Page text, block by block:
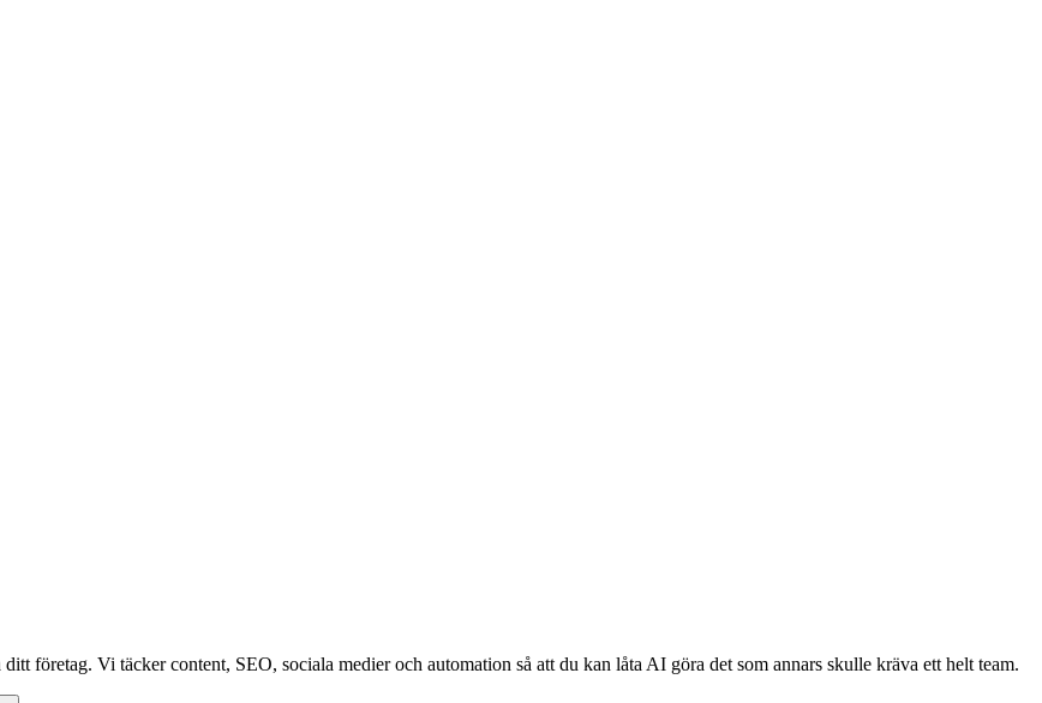
företag. Vi täcker content, SEO, sociala medier och automation så att du kan låta AI göra det som annars skulle kräva ett helt team.